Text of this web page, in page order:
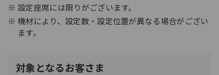
設定座席には限りがございます。
機材により、設定数・設定位置が異なる場合がござい
ます。
対象となるお客さま